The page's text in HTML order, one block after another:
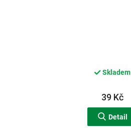
Skladem
39 Kč
Detail